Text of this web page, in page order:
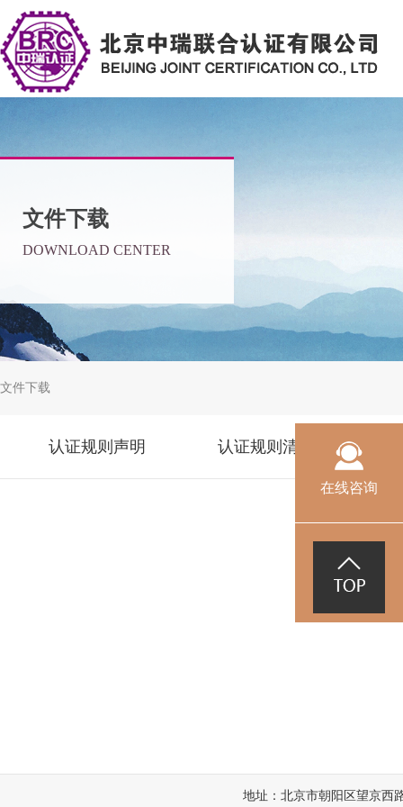
文件下载
DOWNLOAD CENTER
文件下载
认证规则声明 认证规则清单
地址：北京市朝阳区望京西
在线咨询